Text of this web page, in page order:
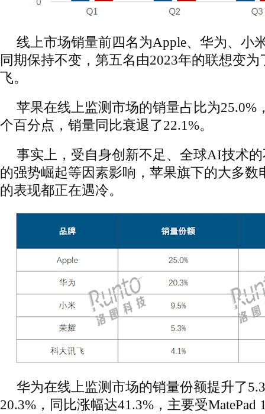
线上市场销量前四名为Apple、华为、小
同期保持不变，第五名由2023年的联想变为
飞。
苹果在线上监测市场的销量占比为25.0%
个百分点，销量同比衰退了22.1%。
事实上，受自身创新不足、全球AI技术
的强势崛起等因素影响，苹果旗下的大多数
的表现都正在遇冷。
华为在线上监测市场的销量份额提升了
20.3%，同比涨幅达41.3%，主要受MatePad